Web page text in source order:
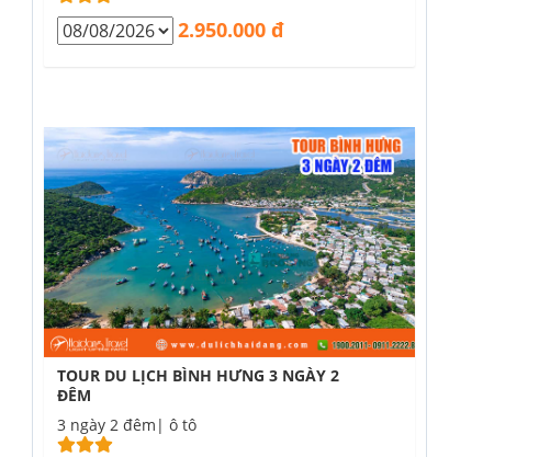
2.950.000 đ
TOUR DU LỊCH BÌNH HƯNG 3 NGÀY 2
ĐÊM
3 ngày 2 đêm| ô tô